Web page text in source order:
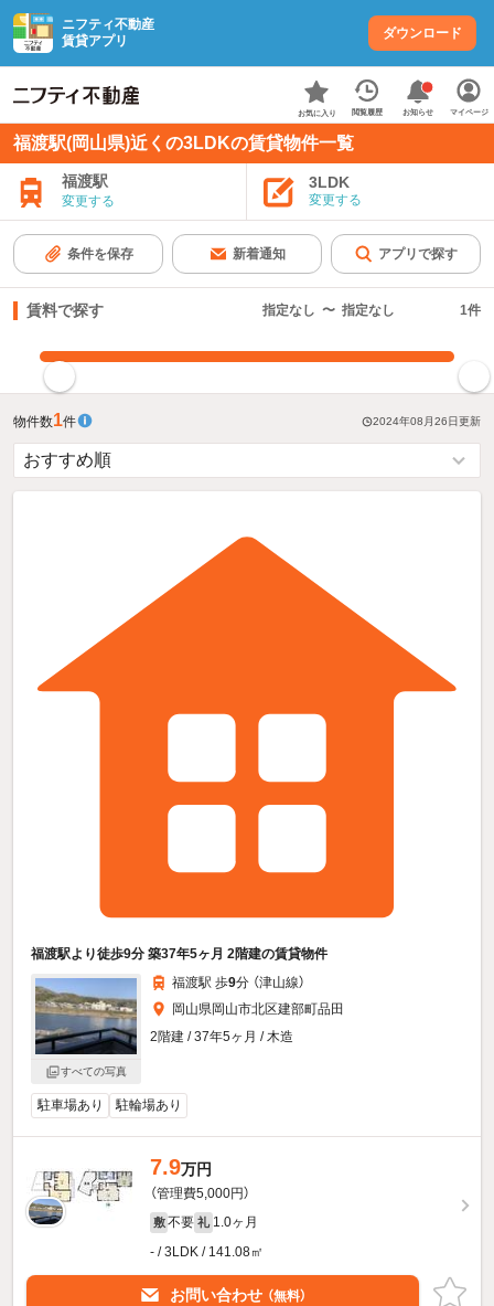
ニフティ不動産
賃貸アプリ
ダウンロード
お気に入り 閲覧履歴 お知らせ マイページ
福渡駅(岡山県)近くの3LDKの賃貸物件一覧
福渡駅
変更する
3LDK
変更する
条件を保存 新着通知 アプリで探す
賃料で探す 指定なし 〜 指定なし 1件
物件数1件 2024年08月26日更新
福渡駅より徒歩9分 築37年5ヶ月 2階建の賃貸物件
すべての写真
福渡駅 歩9分 （津山線）
岡山県岡山市北区建部町品田
2階建 / 37年5ヶ月 / 木造
駐車場あり 駐輪場あり
7.9万円
（管理費5,000円）
敷 不要 礼 1.0ヶ月
- / 3LDK / 141.08㎡
お問い合わせ （無料）